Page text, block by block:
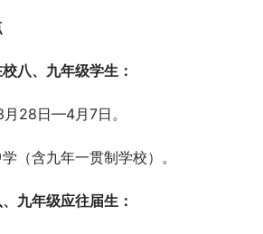
八、九年级学生：
28日—4月7日。
（含九年一贯制学校）。
九年级应往届生：